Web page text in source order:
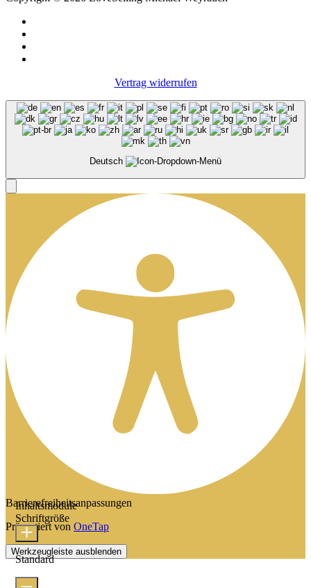
Vertrag widerrufen
Deutsch
Barrierefreiheitsanpassungen
Präsentiert von OneTap
Werkzeugleiste ausblenden
Inhaltsmodule
Schriftgröße
Standard